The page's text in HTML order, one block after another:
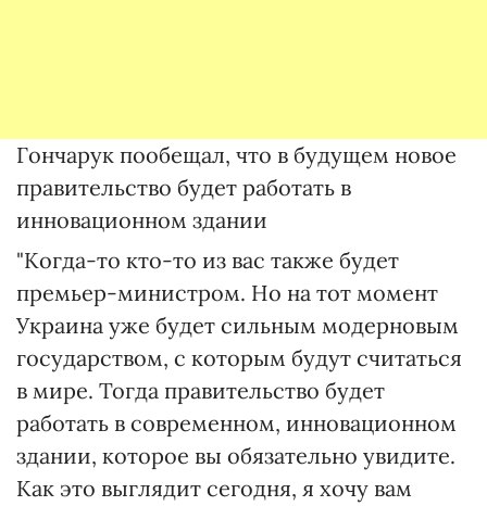
Гончарук пообещал, что в будущем новое
правительство будет работать в
инновационном здании
"Когда-то кто-то из вас также будет
премьер-министром. Но на тот момент
Украина уже будет сильным модерновым
государством, с которым будут считаться
в мире. Тогда правительство будет
работать в современном, инновационном
здании, которое вы обязательно увидите.
Как это выглядит сегодня, я хочу вам